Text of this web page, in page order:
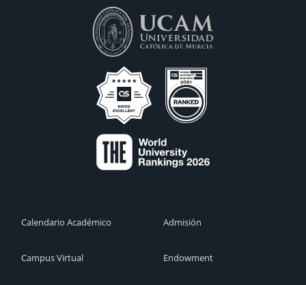
Calendario Académico
Campus Virtual
Admisión
Endowment